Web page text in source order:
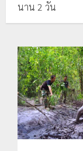
นาน 2 วัน